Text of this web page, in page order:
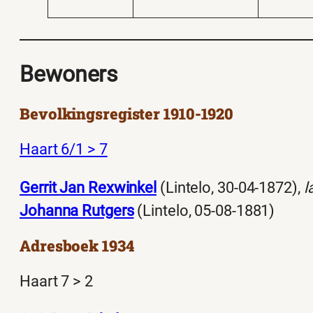
Bewoners
Bevolkingsregister 1910-1920
Haart 6/1 > 7
Gerrit Jan Rexwinkel (Lintelo, 30-04-1872),
Johanna Rutgers(Lintelo, 05-08-1881)
Adresboek 1934
Haart 7 > 2